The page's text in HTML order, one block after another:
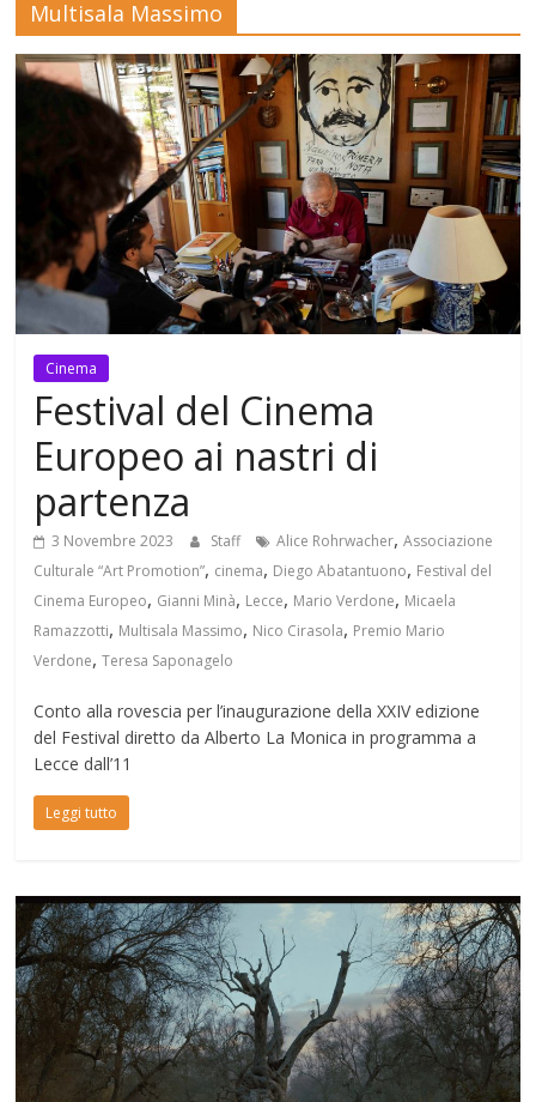
Mensile
di
arte,
cultura,
turismo
e
Multisala Massimo
Cinema
Festival del Cinema
Europeo ai nastri di
partenza
3 Novembre 2023 Staff Alice Rohrwacher,Associazione
Culturale “Art Promotion”, cinema, Diego Abatantuono, Festival del
Cinema Europeo, Gianni Minà, Lecce, Mario Verdone, Micaela
Ramazzotti, Multisala Massimo, Nico Cirasola, Premio Mario
Verdone,Teresa Saponagelo
Conto alla rovescia per l’inaugurazione della XXIV edizione
del Festival diretto da Alberto La Monica in programma a
Lecce dall’11
Leggi tutto